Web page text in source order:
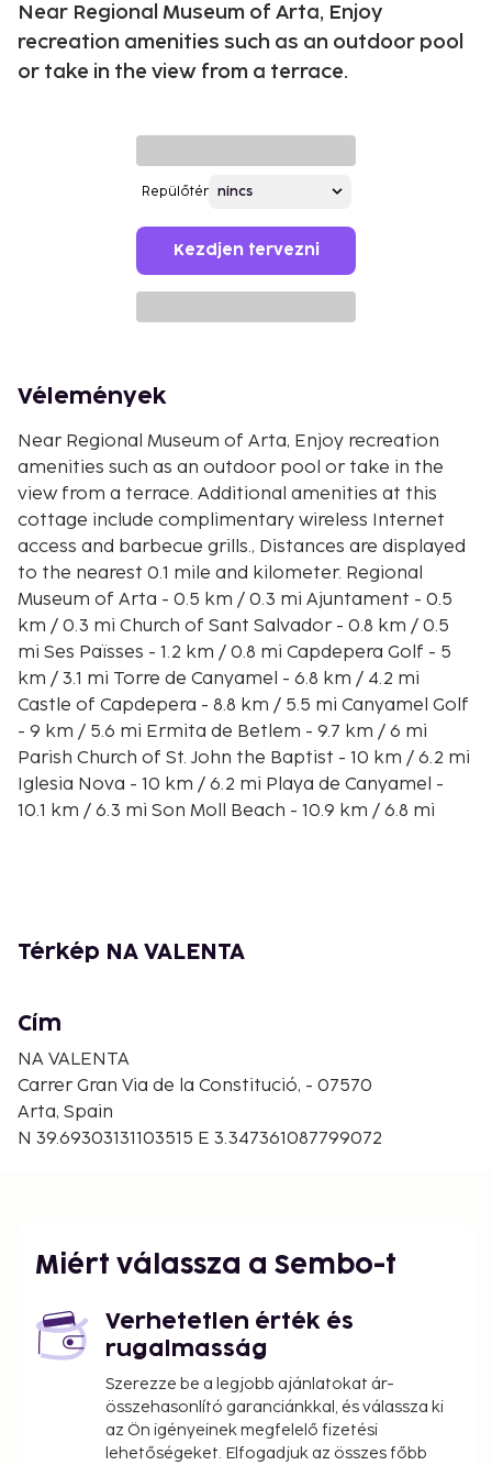
Near Regional Museum of Arta, Enjoy
recreation amenities such as an outdoor pool
or take in the view from a terrace.
Repülőtér
Kezdjen tervezni
Vélemények
Near Regional Museum of Arta, Enjoy recreation
amenities such as an outdoor pool or take in the
view from a terrace. Additional amenities at this
cottage include complimentary wireless Internet
access and barbecue grills., Distances are displayed
to the nearest 0.1 mile and kilometer. Regional
Museum of Arta - 0.5 km / 0.3 mi Ajuntament - 0.5
km / 0.3 mi Church of Sant Salvador - 0.8 km / 0.5
mi Ses Païsses - 1.2 km / 0.8 mi Capdepera Golf - 5
km / 3.1 mi Torre de Canyamel - 6.8 km / 4.2 mi
Castle of Capdepera - 8.8 km / 5.5 mi Canyamel Golf
- 9 km / 5.6 mi Ermita de Betlem - 9.7 km / 6 mi
Parish Church of St. John the Baptist - 10 km / 6.2 mi
Iglesia Nova - 10 km / 6.2 mi Playa de Canyamel -
10.1 km / 6.3 mi Son Moll Beach - 10.9 km / 6.8 mi
cottage, featuring a refrigerator and a microwave.
(complimentary) can be requested.
Térkép NA VALENTA
Cím
NA VALENTA
Carrer Gran Via de la Constitució, - 07570
Arta, Spain
N 39.69303131103515 E 3.347361087799072
Miért válassza a Sembo-t
Verhetetlen érték és
rugalmasság
Szerezze be a legjobb ajánlatokat ár-
összehasonlító garanciánkkal, és válassza ki
az Ön igényeinek megfelelő fizetési
lehetőségeket. Elfogadjuk az összes főbb